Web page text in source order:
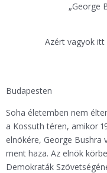
„George
Azért vagyok
Budapesten
Soha életemben nem
a Kossuth téren, amikor
elnökére, George Bushra
ment haza. Az elnök
Demokraták